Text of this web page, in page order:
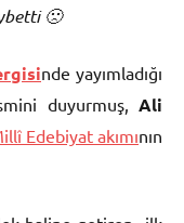
🙁
nde yayımladığı
duyurmuş, Ali
Edebiyat akımının